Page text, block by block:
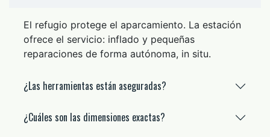
El refugio protege el aparcamiento. La estación
ofrece el servicio: inflado y pequeñas
reparaciones de forma autónoma, in situ.
¿Las herramientas están aseguradas?
¿Cuáles son las dimensiones exactas?